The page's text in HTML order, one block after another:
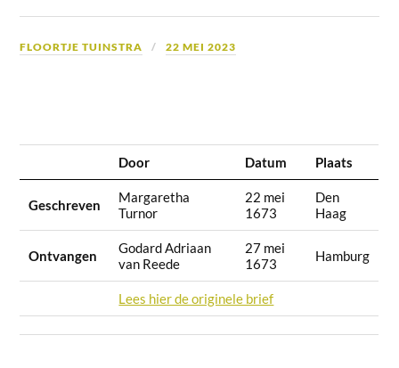
FLOORTJE TUINSTRA 22 MEI 2023
Door Datum Plaats
Geschreven
Margaretha
Turnor
22 mei
1673
Den
Haag
Ontvangen
Godard Adriaan
van Reede
27 mei
1673
Hamburg
Lees hier de originele brief